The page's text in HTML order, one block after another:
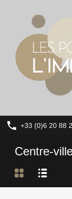
+33 (0)6 20 88
Centre-